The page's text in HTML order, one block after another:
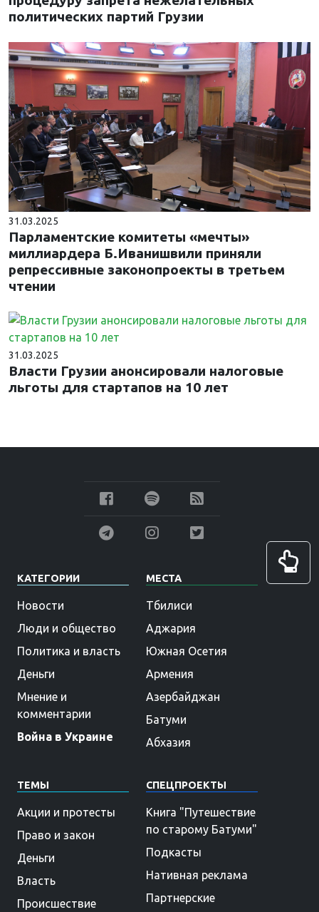
политических партий Грузии
31.03.2025
Парламентские комитеты «мечты»
миллиардера Б.Иванишвили приняли
репрессивные законопроекты в третьем
чтении
31.03.2025
Власти Грузии анонсировали налоговые
льготы для стартапов на 10 лет
КАТЕГОРИИ
Новости
Люди и общество
Политика и власть
Деньги
Мнение и
комментарии
Война в Украине
МЕСТА
Тбилиси
Аджария
Южная Осетия
Армения
Азербайджан
Батуми
Абхазия
ТЕМЫ
Акции и протесты
Право и закон
Деньги
Власть
Происшествие
СПЕЦПРОЕКТЫ
Книга "Путешествие
по старому Батуми"
Подкасты
Нативная реклама
Партнерские